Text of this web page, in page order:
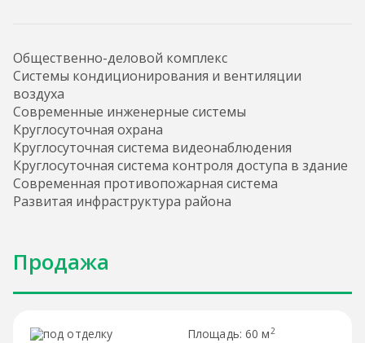
Общественно-деловой комплекс
Системы кондиционирования и вентиляции
воздуха
Современные инженерные системы
Круглосуточная охрана
Круглосуточная система видеонаблюдения
Круглосуточная система контроля доступа в здание
Современная противопожарная система
Развитая инфраструктура района
Продажа
60 м 2